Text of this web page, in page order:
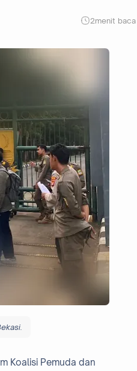
2menit baca
Koalisi Pemuda dan